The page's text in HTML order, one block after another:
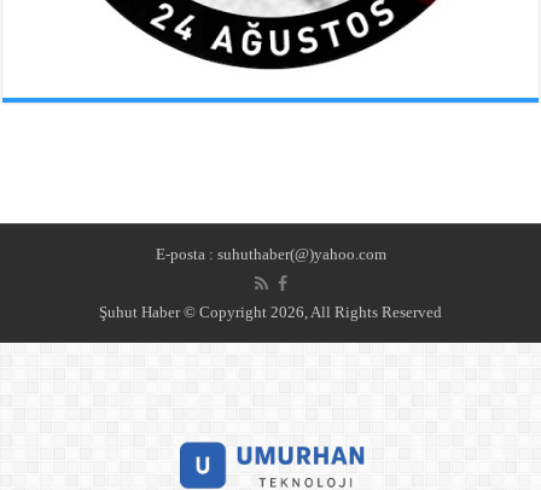
E-posta : suhuthaber(@)yahoo.com
Şuhut Haber © Copyright 2026, All Rights Reserved